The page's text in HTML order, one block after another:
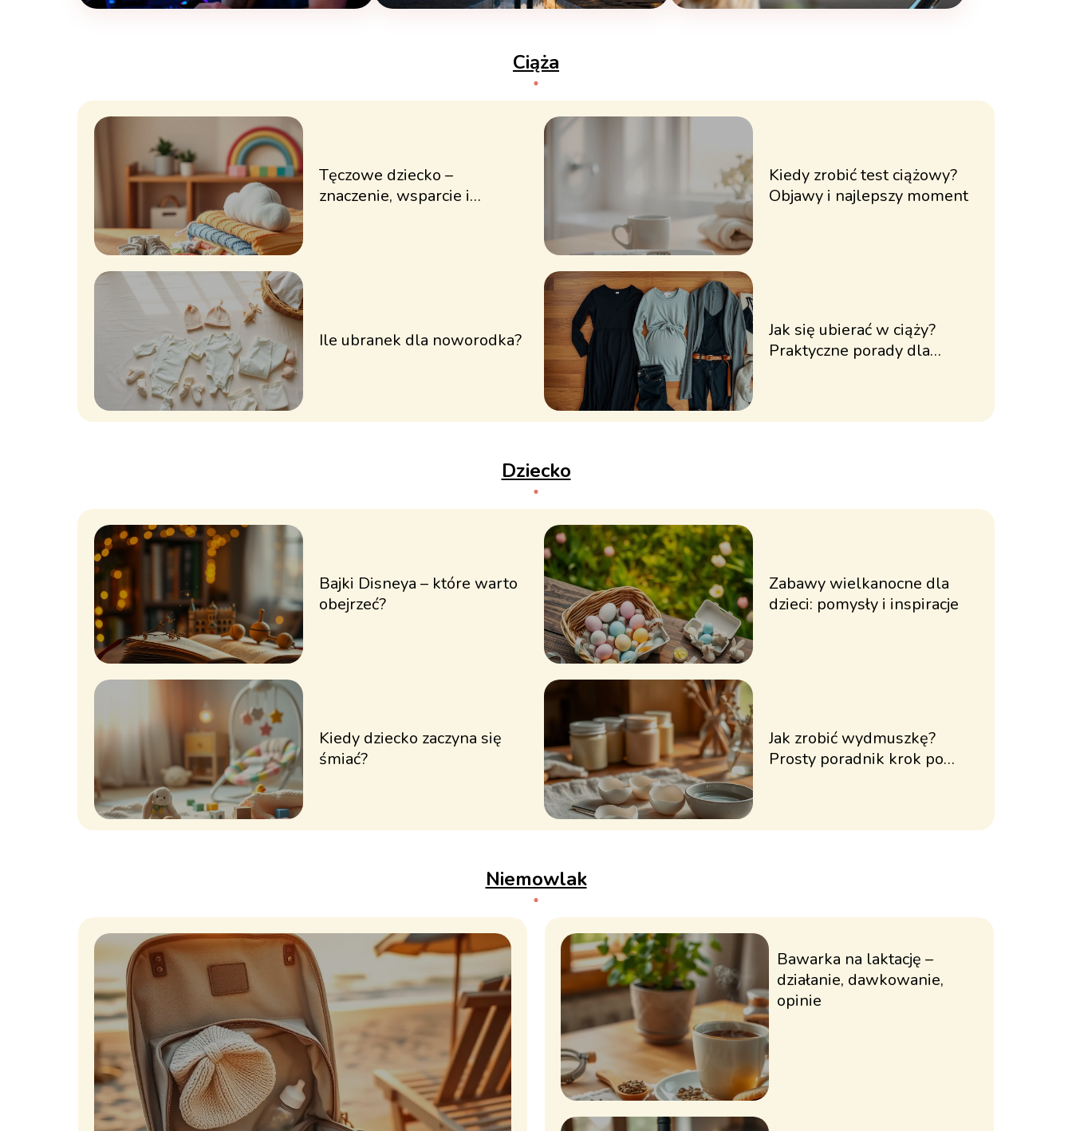
Ciąża
Tęczowe dziecko –
znaczenie, wsparcie i
Kiedy zrobić test ciążowy?
Objawy i najlepszy moment
Ile ubranek dla noworodka?
Jak się ubierać w ciąży?
Praktyczne porady dla
Dziecko
Bajki Disneya – które warto
obejrzeć?
Zabawy wielkanocne dla
dzieci: pomysły i inspiracje
Kiedy dziecko zaczyna się
śmiać?
Jak zrobić wydmuszkę?
Prosty poradnik krok po
Niemowlak
Bawarka na laktację –
działanie, dawkowanie,
opinie